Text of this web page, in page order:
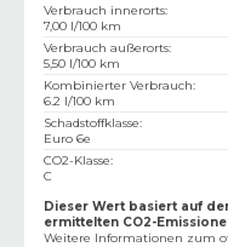
Verbrauch innerorts:
7,00 l/100 km
Verbrauch außerorts:
5,50 l/100 km
Kombinierter Verbrauch:
6.2 l/100 km
Schadstoffklasse:
Euro 6e
CO2-Klasse:
C
Dieser Wert basiert auf
ermittelten CO2-
Weitere Informationen zum